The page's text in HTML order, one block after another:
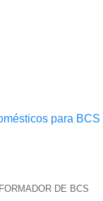
para BCS
DE BCS